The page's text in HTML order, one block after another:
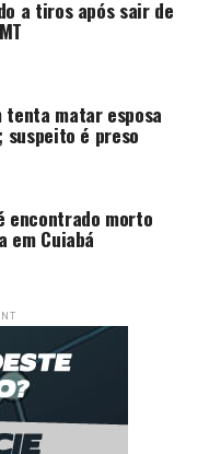
a tiros após sair de
tenta matar esposa
suspeito é preso
encontrado morto
em Cuiabá